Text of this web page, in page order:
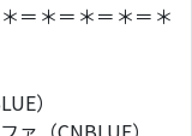
＝＊＝＊＝＊＝＊
）